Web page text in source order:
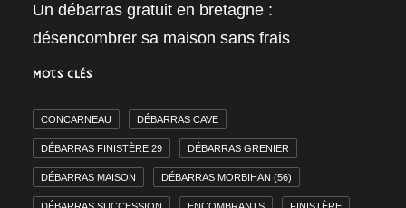
Un débarras gratuit en bretagne :
désencombrer sa maison sans frais
MOTS CLÉS
CONCARNEAU DÉBARRAS CAVE
DÉBARRAS FINISTÈRE 29 DÉBARRAS GRENIER
DÉBARRAS MAISON DÉBARRAS MORBIHAN (56)